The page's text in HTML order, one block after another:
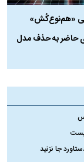
«هم‌نوع‌کُش»
حاضر به حذف مدل
جا نزنید